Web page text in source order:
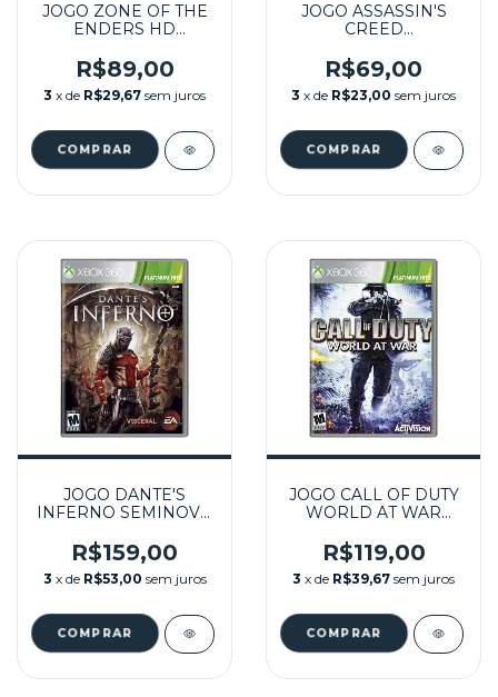
JOGO ZONE OF THE
ENDERS HD
SEMINOVO - XBOX
360
R$89,00
3 x de R$29,67 sem juros
JOGO ASSASSIN'S
CREED
SEMINOVO - XBOX
360
R$69,00
3 x de R$23,00 sem juros
JOGO DANTE'S
INFERNO SEMINOVO
R$159,00
3 x de R$53,00 sem juros
JOGO CALL OF DUTY
WORLD AT WAR
SEMINOVO - XBOX
360
R$119,00
3 x de R$39,67 sem juros